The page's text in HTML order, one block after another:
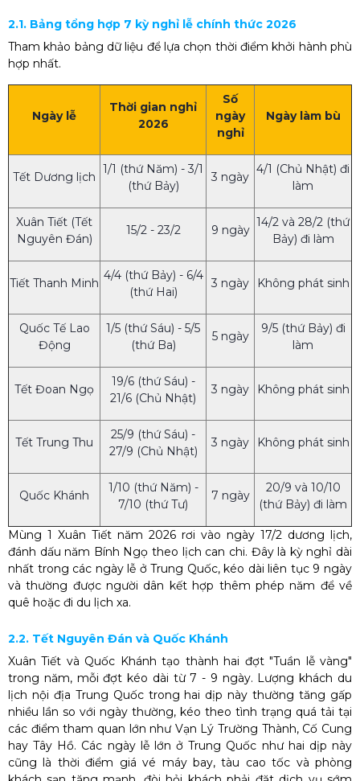
2.1. Bảng tổng hợp 7 kỳ nghỉ lễ chính thức 2026
Tham khảo bảng dữ liệu để lựa chọn thời điểm khởi hành phù
hợp nhất.
Ngày lễ
Thời gian nghỉ
2026
Số
ngày
nghỉ
Ngày làm bù
Tết Dương lịch
1/1 (thứ Năm) - 3/1
(thứ Bảy)
3 ngày
4/1 (Chủ Nhật) đi
làm
Xuân Tiết (Tết
Nguyên Đán)
15/2 - 23/2 9 ngày
14/2 và 28/2 (thứ
Bảy) đi làm
Tiết Thanh Minh
4/4 (thứ Bảy) - 6/4
(thứ Hai)
3 ngày Không phát sinh
Quốc Tế Lao
Động
1/5 (thứ Sáu) - 5/5
(thứ Ba)
5 ngày
9/5 (thứ Bảy) đi
làm
Tết Đoan Ngọ
19/6 (thứ Sáu) -
21/6 (Chủ Nhật)
3 ngày Không phát sinh
Tết Trung Thu
25/9 (thứ Sáu) -
27/9 (Chủ Nhật)
3 ngày Không phát sinh
Quốc Khánh
1/10 (thứ Năm) -
7/10 (thứ Tư)
7 ngày
20/9 và 10/10
(thứ Bảy) đi làm
Mùng 1 Xuân Tiết năm 2026 rơi vào ngày 17/2 dương lịch,
đánh dấu năm Bính Ngọ theo lịch can chi. Đây là kỳ nghỉ dài
nhất trong các ngày lễ ở Trung Quốc, kéo dài liên tục 9 ngày
và thường được người dân kết hợp thêm phép năm để về
quê hoặc đi du lịch xa.
2.2. Tết Nguyên Đán và Quốc Khánh
Xuân Tiết và Quốc Khánh tạo thành hai đợt "Tuần lễ vàng"
trong năm, mỗi đợt kéo dài từ 7 - 9 ngày. Lượng khách du
lịch nội địa Trung Quốc trong hai dịp này thường tăng gấp
nhiều lần so với ngày thường, kéo theo tình trạng quá tải tại
các điểm tham quan lớn như Vạn Lý Trường Thành, Cố Cung
hay Tây Hồ. Các ngày lễ lớn ở Trung Quốc như hai dịp này
cũng là thời điểm giá vé máy bay, tàu cao tốc và phòng